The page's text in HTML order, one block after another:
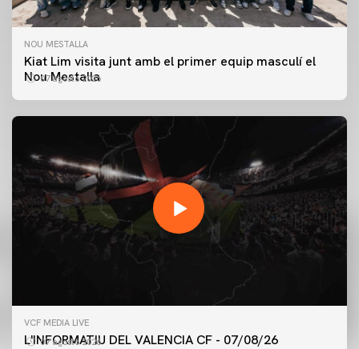
NOU MESTALLA
Kiat Lim visita junt amb el primer equip masculí el
Nou Mestalla
07 agosto 2026
VCF MEDIA LIVE
L'INFORMATIU DEL VALENCIA CF - 07/08/26
07 agosto 2026
PRIMER EQUIP
ENTRENAMENT DEL VALENCIA CF 7/8/2026